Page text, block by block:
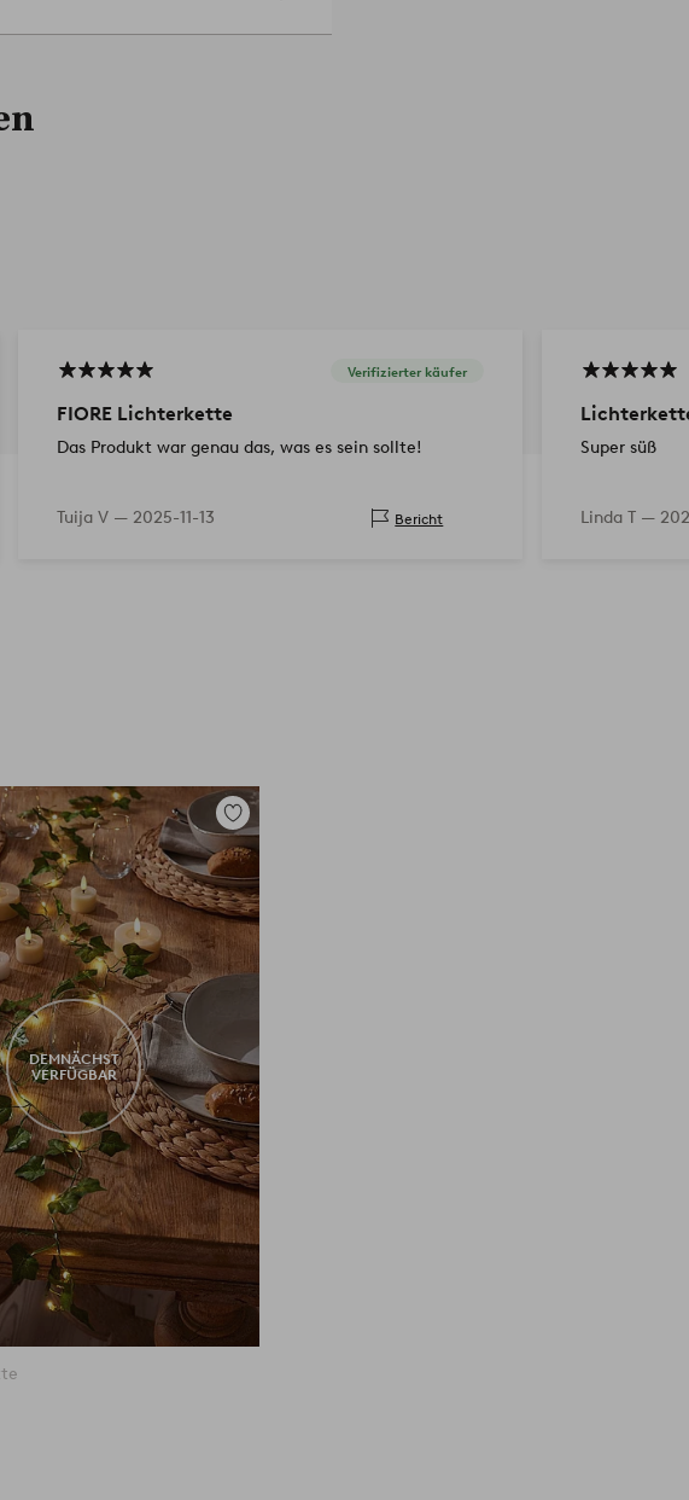
Verifizierter käufer
FIORE Lichterkette
Das Produkt war genau das, was es sein sollte!
Tuija V — 2025-11-13 Bericht
Super süß
Linda T —
DEMNÄCHST
VERFÜGBAR
Zu
Favoriten
hinzufügen